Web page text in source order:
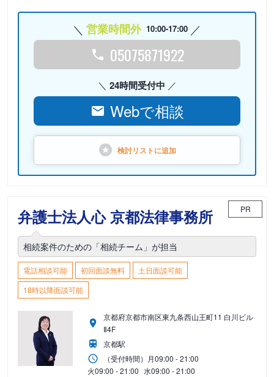
営業時間外 10:00-17:00
05075871922
24時間受付中
Webで相談
検討リストに追加
弁護士法人心 京都法律事務所 PR
相続案件のための「相続チーム」が担当
電話相談可能 初回面談無料
土日面談可能
18時以降面談可能
京都府京都市南区東九条西山王町11 白川ビル
Ⅱ4F
京都駅
（受付時間） 月09:00 - 21:00
火09:00 - 21:00 水09:00 - 21:00